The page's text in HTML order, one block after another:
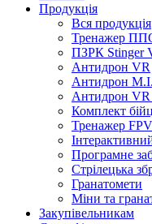
Продукція
Вся продукція
Тренажер
ПЗРК Stinger
Антидрон VR
Антидрон
Антидрон VR
Комплект
Тренажер
Програмне
Стрілецька
Гранатомети
Міни та
Закупівельникам